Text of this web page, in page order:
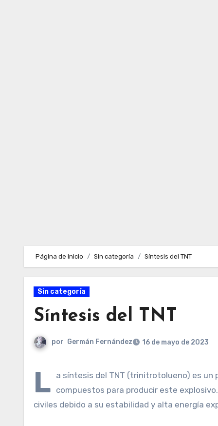
Página de inicio Sin categoría Síntesis del TNT
Sin categoría
Síntesis del TNT
por Germán Fernández 16 de mayo de 2023
L a síntesis del TNT (trinitrotolueno) es un
compuestos para producir este
civiles debido a su estabilidad y alta energía